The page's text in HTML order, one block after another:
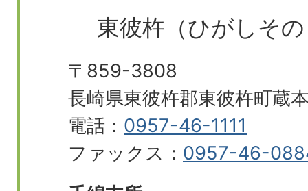
東彼杵（ひがしそ
〒859-3808
長崎県東彼杵郡東彼杵町蔵
電話： 0957-46-1111
ファックス： 0957-46-